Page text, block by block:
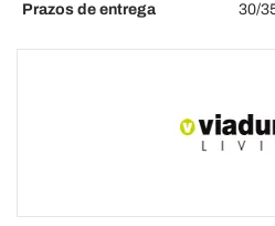
Prazos de entrega
30/